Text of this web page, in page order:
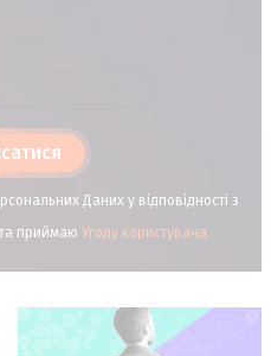
Даних у відповідності з
та приймаю Угоду користувача